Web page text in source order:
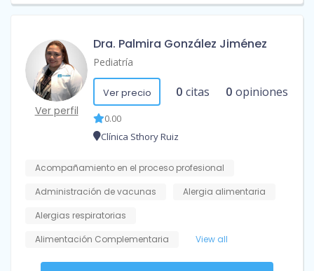
Ver perfil
Dra. Palmira González Jiménez
Pediatría
Ver precio 0 citas 0 opiniones
0.00
Clínica Sthory Ruiz
Acompañamiento en el proceso profesional
Administración de vacunas
Alergia alimentaria
Alergias respiratorias
Alimentación Complementaria
View all